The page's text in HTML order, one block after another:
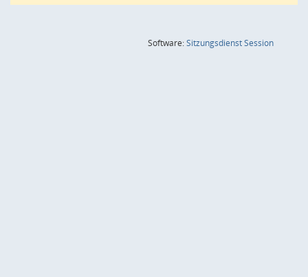
Software:SitzungsdienstSession(Wird in